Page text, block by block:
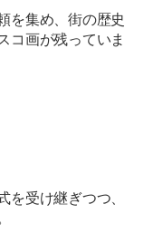
を集め、街の歴史
コ画が残っていま
を受け継ぎつつ、